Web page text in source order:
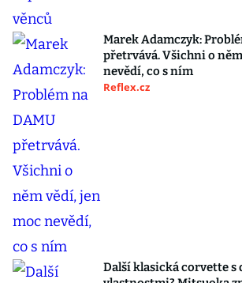
Marek Adamczyk:
přetrvává. Všichni o
nevědí, co s ním
Reflex.cz
Další klasická corvette